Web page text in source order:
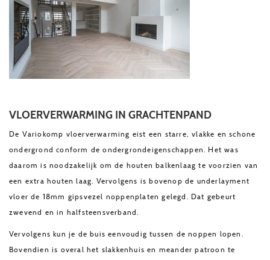
VLOERVERWARMING IN GRACHTENPAND
De Variokomp vloerverwarming eist een starre, vlakke en schone
ondergrond conform de ondergrondeigenschappen. Het was
daarom is noodzakelijk om de houten balkenlaag te voorzien van
een extra houten laag. Vervolgens is bovenop de underlayment
vloer de 18mm gipsvezel noppenplaten gelegd. Dat gebeurt
zwevend en in halfsteensverband.
Vervolgens kun je de buis eenvoudig tussen de noppen lopen.
Bovendien is overal het slakkenhuis en meander patroon te